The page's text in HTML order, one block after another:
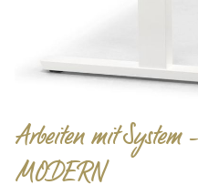
Arbeiten mit System
MODERN